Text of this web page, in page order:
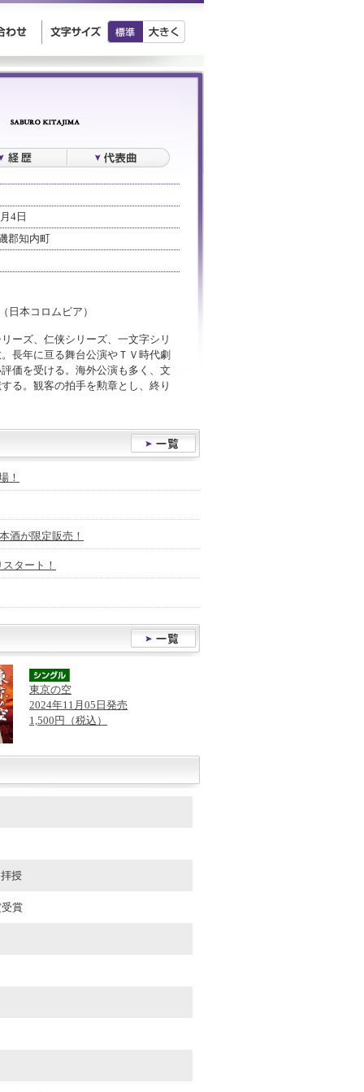
4日
郡知内町
日本コロムビア）
ーズ、仁侠シリーズ、一文字シリ
長年に亘る舞台公演やＴＶ時代劇
価を受ける。海外公演も多く、文
る。観客の拍手を勲章とし、終り
！
酒が限定販売！
タート！
東京の空
2024年11月05日発売
1,500円（税込）
授
賞